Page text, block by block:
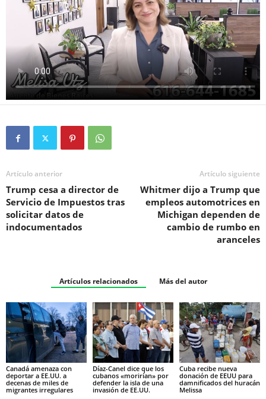
Artículo anterior
Trump cesa a director de
Servicio de Impuestos tras
solicitar datos de
indocumentados
Artículo siguiente
Whitmer dijo a Trump que
empleos automotrices en
Michigan dependen de
cambio de rumbo en
aranceles
Artículos relacionados Más del autor
Canadá amenaza con
deportar a EE.UU. a
decenas de miles de
migrantes irregulares
Díaz-Canel dice que los
cubanos «morirían» por
defender la isla de una
invasión de EE.UU.
Cuba recibe nueva
donación de EEUU para
damnificados del huracán
Melissa